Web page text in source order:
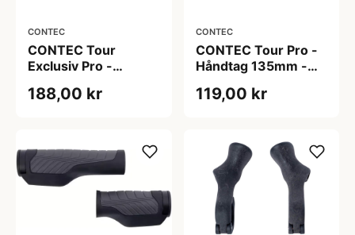
CONTEC
CONTEC Tour
Exclusiv Pro -
135 mm - Par - Sort
188,00 kr
CONTEC
CONTEC Tour Pro -
Håndtag 135mm -
119,00 kr